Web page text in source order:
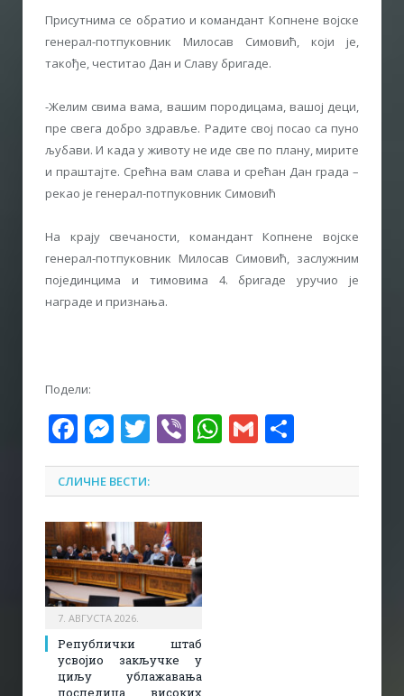
Присутнима се обратио и командант Копнене војске
генерал-потпуковник Милосав Симовић, који је,
такође, честитао Дан и Славу бригаде.
-Желим свима вама, вашим породицама, вашој деци,
пре свега добро здравље. Радите свој посао са пуно
љубави. И када у животу не иде све по плану, мирите
и праштајте. Срећна вам слава и срећан Дан града –
рекао је генерал-потпуковник Симовић
На крају свечаности, командант Копнене војске
генерал-потпуковник Милосав Симовић, заслужним
појединцима и тимовима 4. бригаде уручио је
награде и признања.
Подели:
Facebook
Messenger
Twitter
ViberWhatsApp
Gmail
СЛИЧНЕ ВЕСТИ:
7. АВГУСТА 2026.
Републички штаб
усвојио закључке у
циљу ублажавања
последица високих